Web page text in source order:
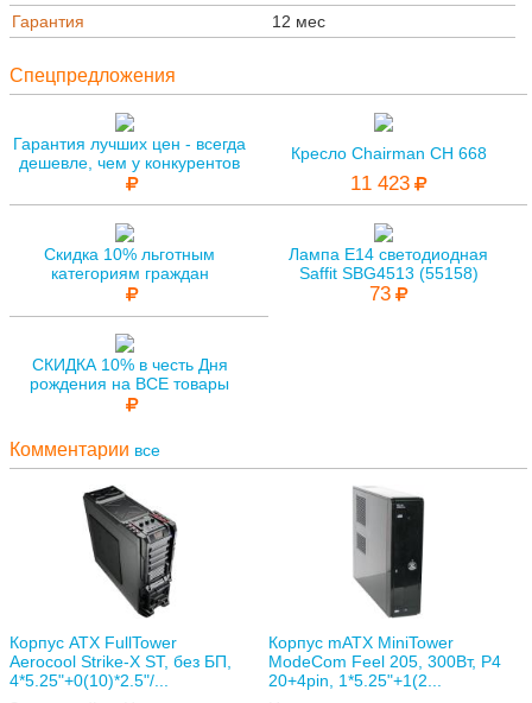
Гарантия
12 мес
Спецпредложения
Гарантия лучших цен - всегда
дешевле, чем у конкурентов
Кресло Chairman CH 668
11 423
Скидка 10% льготным
категориям граждан
Лампа E14 светодиодная
Saffit SBG4513 (55158)
73
СКИДКА 10% в честь Дня
рождения на ВСЕ товары
Комментарии все
Корпус ATX FullTower
Aerocool Strike-X ST, без БП,
4*5.25"+0(10)*2.5"/...
Корпус mATX MiniTower
ModeCom Feel 205, 300Вт, P4
20+4pin, 1*5.25"+1(2...